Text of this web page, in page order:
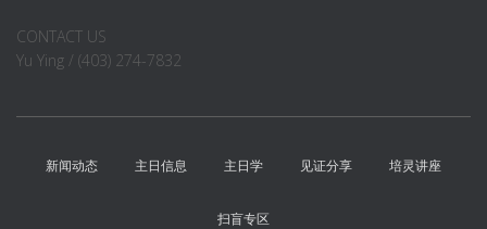
CONTACT US
Yu Ying / (403) 274-7832
新闻动态 主日信息 主日学 见证分享 培灵讲座
扫盲专区